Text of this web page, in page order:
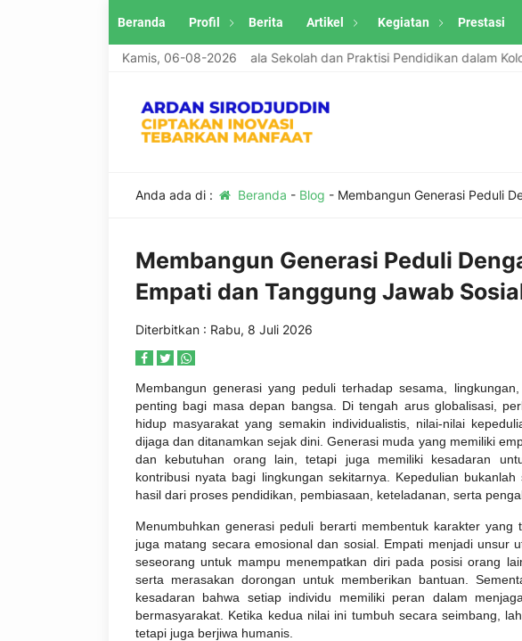
Beranda Profil Berita Artikel Kegiatan Prestasi
Kamis, 06-08-2026
menerima tulisan artikel Guru, Kepala Sekolah dan Praktisi Pendidikan dalam Kolom
Anda ada di : Beranda - Blog - Membangun Generasi Peduli
Membangun Generasi Peduli
Empati dan Tanggung Jawab
Diterbitkan : Rabu, 8 Juli 2026
Membangun generasi yang peduli terhadap sesama,
penting bagi masa depan bangsa. Di tengah arus globalisasi,
hidup masyarakat yang semakin individualistis, nilai-nilai
dijaga dan ditanamkan sejak dini. Generasi muda yang memiliki
dan kebutuhan orang lain, tetapi juga memiliki kesadaran
kontribusi nyata bagi lingkungan sekitarnya. Kepedulian
hasil dari proses pendidikan, pembiasaan, keteladanan, serta
Menumbuhkan generasi peduli berarti membentuk karakter
juga matang secara emosional dan sosial. Empati menjadi unsur
seseorang untuk mampu menempatkan diri pada posisi orang
serta merasakan dorongan untuk memberikan bantuan.
kesadaran bahwa setiap individu memiliki peran dalam
bermasyarakat. Ketika kedua nilai ini tumbuh secara seimbang,
tetapi juga berjiwa humanis.